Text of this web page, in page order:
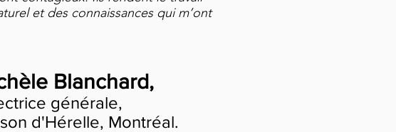
et des connaissances qui m’ont
Blanchard,
générale,
d'Hérelle, Montréal.